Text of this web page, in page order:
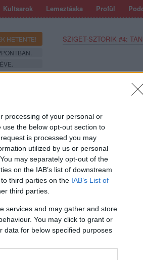
processing of your personal or
the below opt-out section to
is processed you may
utilized by us or personal
may separately opt-out of the
on the IAB’s list of downstream
third parties on the IAB’s List of
third parties.
services and may gather and store
You may click to grant or
data for below specified purposes
Kultsarok Lemeztáska Profül
HETENTE!
Schoolboys
–
Ray Davis
SZIGET-SZTORIK #4:
SZEREZZ MAGADNAK